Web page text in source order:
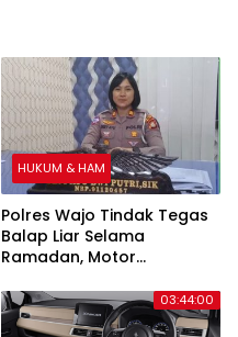
HUKUM & HAM
Polres Wajo Tindak Tegas
Balap Liar Selama
Ramadan, Motor
‘Berlebaran’ di Kantor
Satlantas
03:44:00